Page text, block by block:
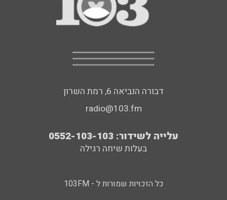
דבורה הנביאה 6, רמת השרון
radio@103.fm
עלייה לשידור: 0552-103-103
בעלות שיחה רגילה
כל הזכויות שמורות ל - 103FM